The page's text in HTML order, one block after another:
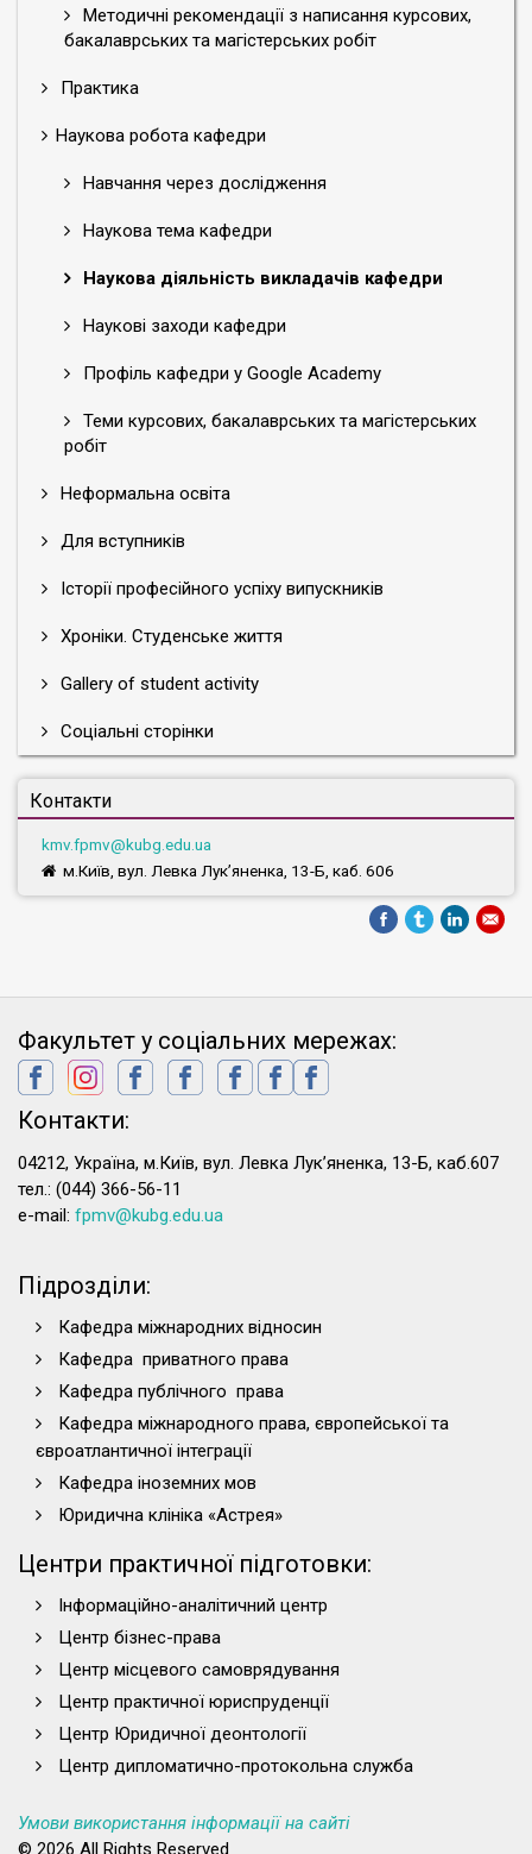
Методичні рекомендації з написання курсових,
бакалаврських та магістерських робіт
Практика
Наукова робота кафедри
Навчання через дослідження
Наукова тема кафедри
Наукова діяльність викладачів кафедри
Наукові заходи кафедри
Профіль кафедри у Google Academy
Теми курсових, бакалаврських та магістерських
робіт
Неформальна освіта
Для вступників
Історії професійного успіху випускників
Хроніки. Студенське життя
Gallery of student activity
Соціальні сторінки
Контакти
kmv.fpmv@kubg.edu.ua
м.Київ, вул. Левка Лук’яненка, 13-Б, каб. 606
Факультет у соціальних мережах:
Контакти:
04212, Україна, м.Київ, вул. Левка Лук’яненка, 13-Б, каб.607
тел.: (044) 366-56-11
e-mail: fpmv@kubg.edu.ua
Підрозділи:
Кафедра міжнародних відносин
Кафедра приватного права
Кафедра публічного права
Кафедра міжнародного права, європейської та
євроатлантичної інтеграції
Кафедра іноземних мов
Юридична клініка «Астрея»
Центри практичної підготовки:
Інформаційно-аналітичний центр
Центр бізнес-права
Центр місцевого самоврядування
Центр практичної юриспруденції
Центр Юридичної деонтології
Центр дипломатично-протокольна служба
Умови використання інформації на сайті
© 2026 All Rights Reserved